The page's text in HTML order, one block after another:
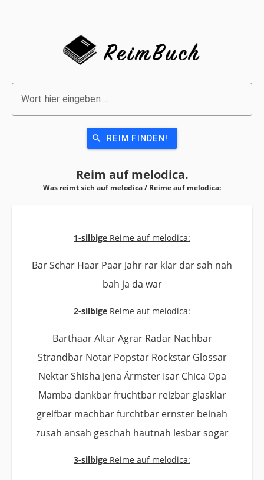
Wort hier eingeben ...
search REIM FINDEN!
Reim aufmelodica.
Was reimt sich auf melodica / Reime auf melodica:
1-silbige Reime auf melodica:
Bar Schar Haar Paar Jahr rar klar dar sah nah
bah ja da war
2-silbige Reime auf melodica:
Barthaar Altar Agrar Radar Nachbar
Strandbar Notar Popstar Rockstar Glossar
Nektar Shisha Jena Ärmster Isar Chica Opa
Mamba dankbar fruchtbar reizbar glasklar
greifbar machbar furchtbar ernster beinah
zusah ansah geschah hautnah lesbar sogar
3-silbige Reime auf melodica: